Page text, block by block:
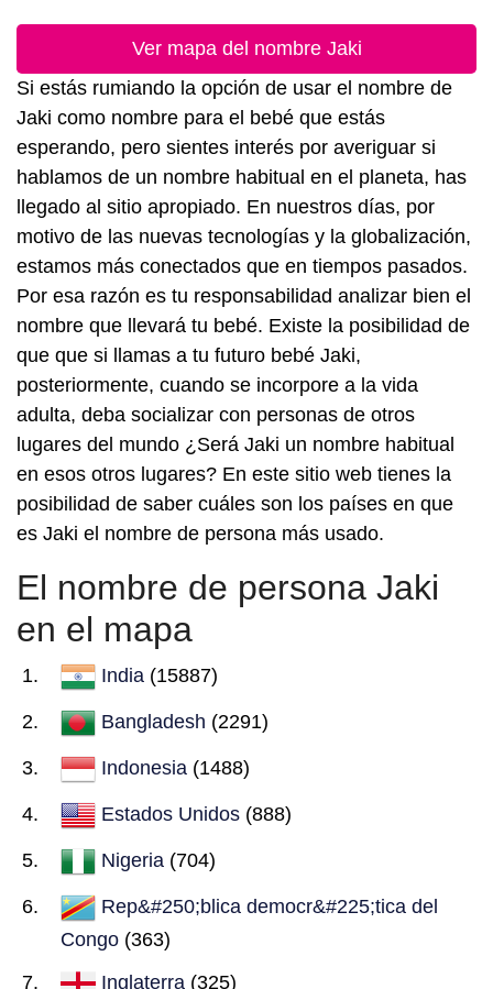
Ver mapa del nombre Jaki
Si estás rumiando la opción de usar el nombre de
Jaki como nombre para el bebé que estás
esperando, pero sientes interés por averiguar si
hablamos de un nombre habitual en el planeta, has
llegado al sitio apropiado. En nuestros días, por
motivo de las nuevas tecnologías y la globalización,
estamos más conectados que en tiempos pasados.
Por esa razón es tu responsabilidad analizar bien el
nombre que llevará tu bebé. Existe la posibilidad de
que que si llamas a tu futuro bebé Jaki,
posteriormente, cuando se incorpore a la vida
adulta, deba socializar con personas de otros
lugares del mundo ¿Será Jaki un nombre habitual
en esos otros lugares? En este sitio web tienes la
posibilidad de saber cuáles son los países en que
es Jaki el nombre de persona más usado.
El nombre de persona Jaki
en el mapa
India (15887)
Bangladesh (2291)
Indonesia (1488)
Estados Unidos (888)
Nigeria (704)
Rep&#250;blica democr&#225;tica del
Congo (363)
Inglaterra (325)